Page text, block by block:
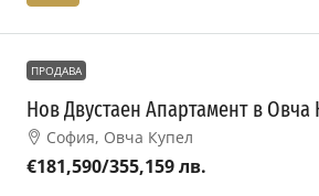
ПРОДАВА
Нов Двустаен Апартамент в Овча
София, Овча Купел
€181,590/355,159 лв.